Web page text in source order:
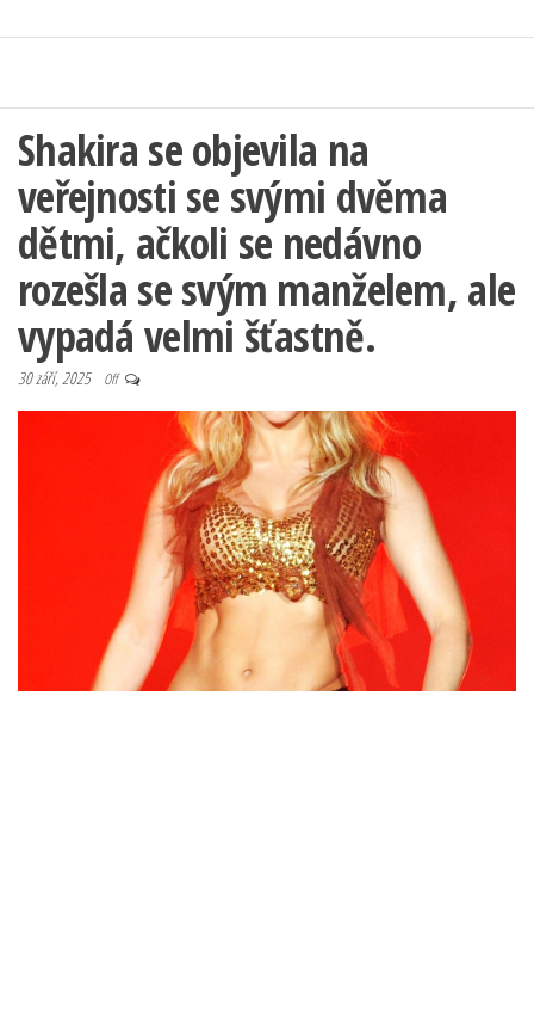
Shakira se objevila na
veřejnosti se svými dvěma
dětmi, ačkoli se nedávno
rozešla se svým manželem, ale
vypadá velmi šťastně.
30 září, 2025 Off